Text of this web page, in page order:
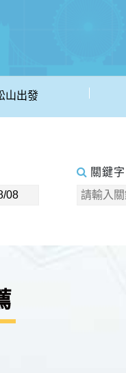
山出發
關鍵字